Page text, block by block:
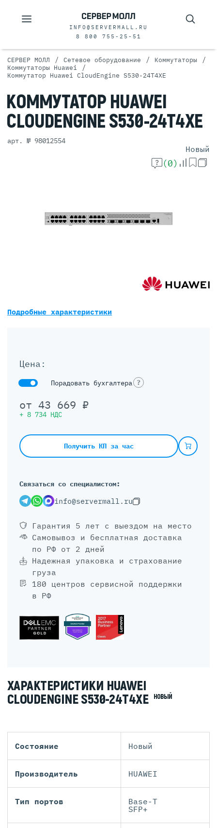
INFO@SERVERMALL.RU
8 800 755-25-51
СЕРВЕР МОЛЛ / Сетевое оборудование / Коммутаторы /
Коммутаторы Huawei /
Коммутатор Huawei CloudEngine S530-24T4XE
КОММУТАТОР HUAWEI
CLOUDENGINES530-24T4XE
арт. № 98012554
Новый
(0)
Цена:
Порадовать бухгалтера ?
от 43 669 ₽
+ 8 734 НДС
Получить КП за час
Связаться со специалистом:
info@servermall.ru
Гарантия 5 лет с выездом на место
Самовывоз и бесплатная доставка
по РФ от 2 дней
Надежная упаковка и страхование
груза
180 центров сервисной поддержки
в РФ
Подробные характеристики
ХАРАКТЕРИСТИКИ HUAWEI
CLOUDENGINE S530-24T4XE
НОВЫЙ
Состояние Новый
Производитель HUAWEI
Тип портов
Base-T
SFP+